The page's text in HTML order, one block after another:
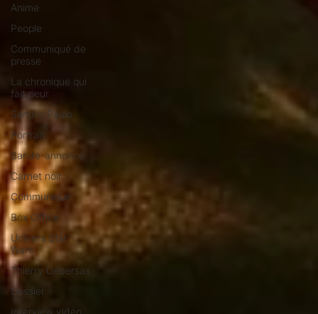
Anime
People
Communiqué de
presse
La chronique qui
fait peur
Sandro Paulo
Portrait
Bande-annonce
Carnet noir
Communiqué
Box Office
Univers Star
Wars
Thierry Uebersax
Dossier
Interview vidéo